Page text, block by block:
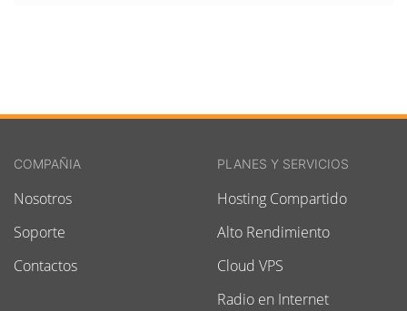
COMPAÑIA
Nosotros
Soporte
Contactos
PLANES Y SERVICIOS
Hosting Compartido
Alto Rendimiento
Cloud VPS
Radio en Internet